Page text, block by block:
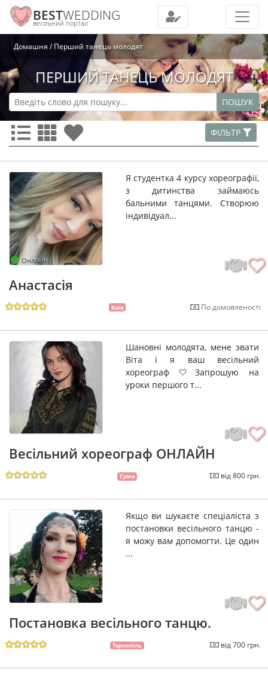
BESTWEDDING
весільний портал
Домашня Перший танець молодят
ПЕРШИЙ ТАНЕЦЬ МОЛОДЯТ
ПОШУК
ФІЛЬТР
Онлайн
Я студентка 4 курсу хореографії,
з дитинства займаюсь
бальними танцями. Створюю
індивідуал...
Анастасія
Київ По домовленості
Шановні молодята, мене звати
Віта і я ваш весільний
хореограф 🤍Запрошую на
уроки першого т...
Весільний хореограф ОНЛАЙН
Суми від 800 грн.
Якщо ви шукаєте спеціаліста з
постановки весільного танцю -
я можу вам допомогти. Це один
...
Постановка весільного танцю.
Тернопіль від 700 грн.